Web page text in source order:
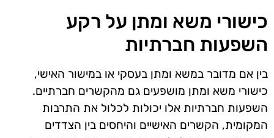
כישורי משא ומתן על רקע
השפעות חברתיות
בין אם מדובר במשא ומתן בעסקי או במישור האישי,
כישורי משא ומתן מושפעים גם מהקשרים חברתיים.
השפעות חברתיות אלו יכולות לכלול את התרבות
המקומית, הקשרים האישיים והיחסים בין הצדדים